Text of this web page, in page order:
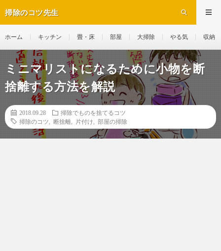
掃除のコツ先生
ホーム キッチン 畳・床 部屋 大掃除 やる気 収納
ミニマリストになるために小物を断
捨離する方法を解説
2018.09.28
掃除でものを捨てるコツ
掃除のコツ
断捨離 片付け 部屋の掃除